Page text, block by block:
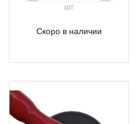
шт
Скоро в наличии